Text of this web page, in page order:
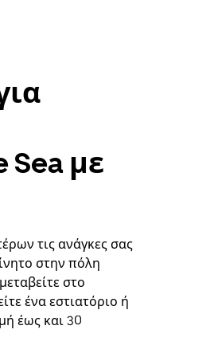
Sea με
τις ανάγκες σας
στην πόλη
στο
ένα εστιατόριο ή
έως και 30